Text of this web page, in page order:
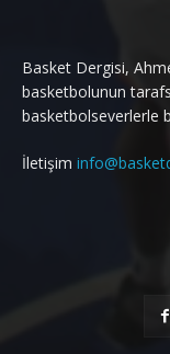
Basket Dergisi,
basketbolunun
basketbolseverlerle
İletişim